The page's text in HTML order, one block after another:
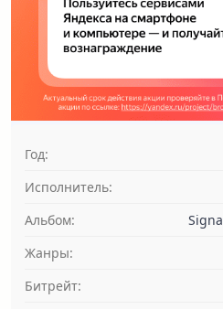
Год:
Исполнитель:
Альбом:
Жанры:
Битрейт: